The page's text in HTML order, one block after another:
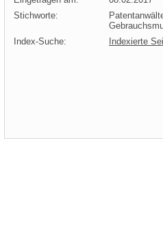
Stichworte:
Index-Suche:
Indexierte